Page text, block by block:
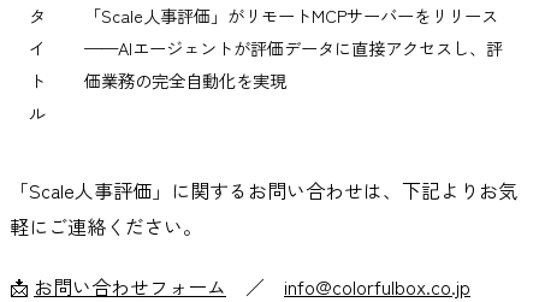
タ
イ
ト
ル
「Scale人事評価」がリモートMCPサーバーをリリース
——AIエージェントが評価データに直接アクセスし、評
価業務の完全自動化を実現
「Scale人事評価」に関するお問い合わせは、下記よりお気
軽にご連絡ください。
📩 お問い合わせフォーム ／ info@colorfulbox.co.jp